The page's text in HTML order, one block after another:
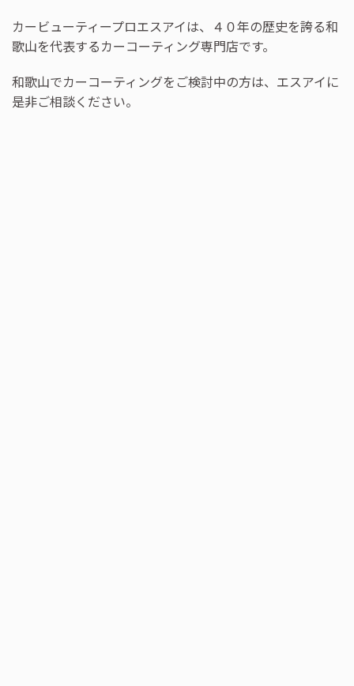
カービューティープロエスアイは、４０年の歴史を誇る和
歌山を代表するカーコーティング専門店です。
和歌山でカーコーティングをご検討中の方は、エスアイに
是非ご相談ください。